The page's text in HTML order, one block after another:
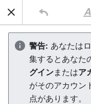
AVTuber Wiki
夢看ルナ
エディターを読み込
き表示される場合、
文
字
の
修
飾
警告: あなたは
集するとあなた
グインまたはア
がそのアカウン
点があります。